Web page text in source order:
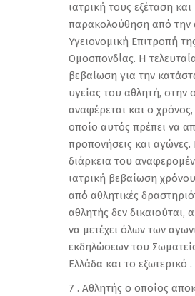
ιατρική τους εξέταση και
παρακολούθηση από την
Υγειονομική Επιτροπή
Ομοσπονδίας. Η
βεβαίωση για την
υγείας του αθλητή, στην
αναφέρεται και ο
οποίο αυτός πρέπει να
προπονήσεις και αγώνες.
διάρκεια του
ιατρική βεβαίωση
από αθλητικές
αθλητής δεν δικαιούται,
να μετέχει όλων των
εκδηλώσεων του
Ελλάδα και το εξωτερικό .
7 . Αθλητής ο οποίος